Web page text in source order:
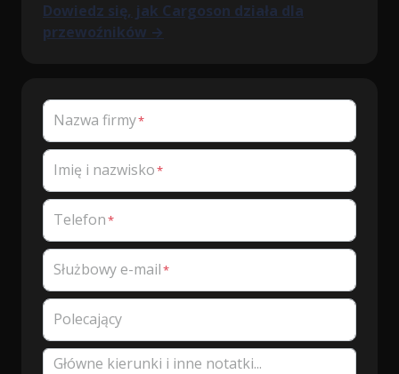
Dowiedz się, jak Cargoson działa dla
przewoźników →
Nazwa firmy
Imię i nazwisko
Telefon
Służbowy e-mail
Polecający
Główne kierunki i inne notatki...